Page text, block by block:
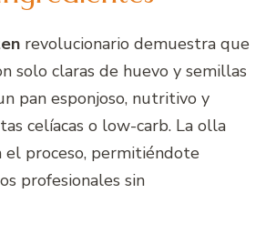
revolucionario demuestra que
solo claras de huevo y semillas
pan esponjoso, nutritivo y
celíacas o low-carb. La olla
el proceso, permitiéndote
profesionales sin